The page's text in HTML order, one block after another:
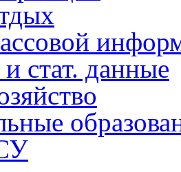
стат. данные